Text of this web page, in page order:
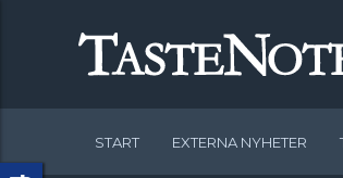
START EXTERNA NYHETER